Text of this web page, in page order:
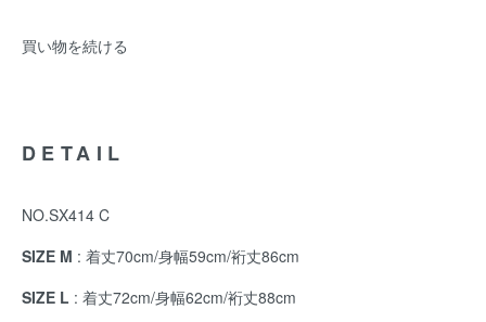
買い物を続ける
DETAIL
NO.SX414 C
SIZE M : 着丈70cm/身幅59cm/裄丈86cm
SIZE L : 着丈72cm/身幅62cm/裄丈88cm